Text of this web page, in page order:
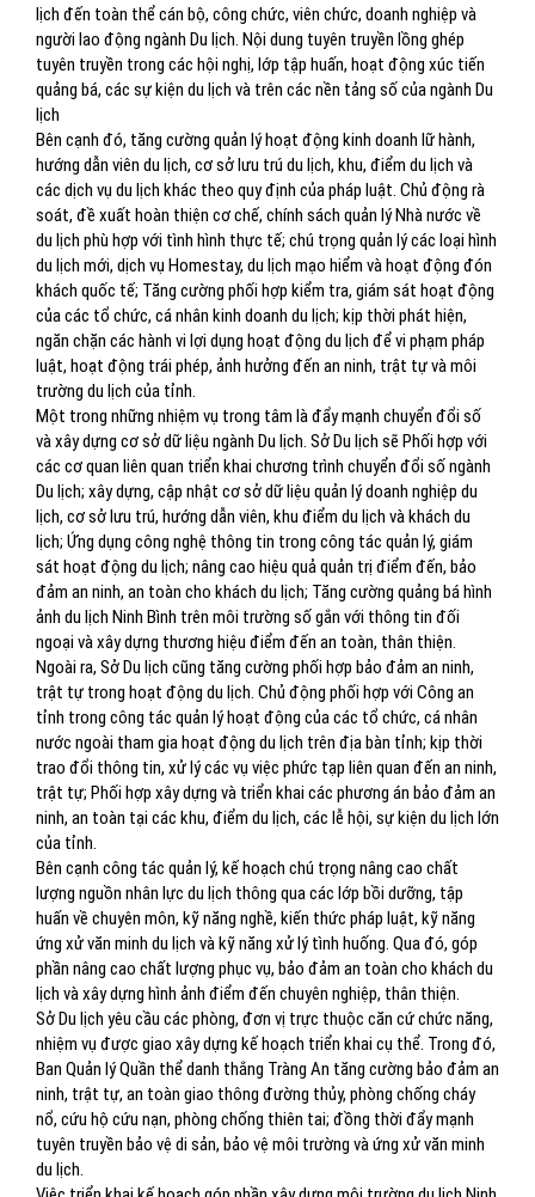
lịch đến toàn thể cán bộ, công chức, viên chức, doanh nghiệp và
người lao động ngành Du lịch. Nội dung tuyên truyền lồng ghép
tuyên truyền trong các hội nghị, lớp tập huấn, hoạt động xúc tiến
quảng bá, các sự kiện du lịch và trên các nền tảng số của ngành Du
lịch
Bên cạnh đó, tăng cường quản lý hoạt động kinh doanh lữ hành,
hướng dẫn viên du lịch, cơ sở lưu trú du lịch, khu, điểm du lịch và
các dịch vụ du lịch khác theo quy định của pháp luật. Chủ động rà
soát, đề xuất hoàn thiện cơ chế, chính sách quản lý Nhà nước về
du lịch phù hợp với tình hình thực tế; chú trọng quản lý các loại hình
du lịch mới, dịch vụ Homestay, du lịch mạo hiểm và hoạt động đón
khách quốc tế; Tăng cường phối hợp kiểm tra, giám sát hoạt động
của các tổ chức, cá nhân kinh doanh du lịch; kịp thời phát hiện,
ngăn chặn các hành vi lợi dụng hoạt động du lịch để vi phạm pháp
luật, hoạt động trái phép, ảnh hưởng đến an ninh, trật tự và môi
trường du lịch của tỉnh.
Một trong những nhiệm vụ trong tâm là đẩy mạnh chuyển đổi số
và xây dựng cơ sở dữ liệu ngành Du lịch. Sở Du lịch sẽ Phối hợp với
các cơ quan liên quan triển khai chương trình chuyển đổi số ngành
Du lịch; xây dựng, cập nhật cơ sở dữ liệu quản lý doanh nghiệp du
lịch, cơ sở lưu trú, hướng dẫn viên, khu điểm du lịch và khách du
lịch; Ứng dụng công nghệ thông tin trong công tác quản lý, giám
sát hoạt động du lịch; nâng cao hiệu quả quản trị điểm đến, bảo
đảm an ninh, an toàn cho khách du lịch; Tăng cường quảng bá hình
ảnh du lịch Ninh Bình trên môi trường số gắn với thông tin đối
ngoại và xây dựng thương hiệu điểm đến an toàn, thân thiện.
Ngoài ra, Sở Du lịch cũng tăng cường phối hợp bảo đảm an ninh,
trật tự trong hoạt động du lịch. Chủ động phối hợp với Công an
tỉnh trong công tác quản lý hoạt động của các tổ chức, cá nhân
nước ngoài tham gia hoạt động du lịch trên địa bàn tỉnh; kịp thời
trao đổi thông tin, xử lý các vụ việc phức tạp liên quan đến an ninh,
trật tự; Phối hợp xây dựng và triển khai các phương án bảo đảm an
ninh, an toàn tại các khu, điểm du lịch, các lễ hội, sự kiện du lịch lớn
của tỉnh.
Bên cạnh công tác quản lý, kế hoạch chú trọng nâng cao chất
lượng nguồn nhân lực du lịch thông qua các lớp bồi dưỡng, tập
huấn về chuyên môn, kỹ năng nghề, kiến thức pháp luật, kỹ năng
ứng xử văn minh du lịch và kỹ năng xử lý tình huống. Qua đó, góp
phần nâng cao chất lượng phục vụ, bảo đảm an toàn cho khách du
lịch và xây dựng hình ảnh điểm đến chuyên nghiệp, thân thiện.
Sở Du lịch yêu cầu các phòng, đơn vị trực thuộc căn cứ chức năng,
nhiệm vụ được giao xây dựng kế hoạch triển khai cụ thể. Trong đó,
Ban Quản lý Quần thể danh thắng Tràng An tăng cường bảo đảm an
ninh, trật tự, an toàn giao thông đường thủy, phòng chống cháy
nổ, cứu hộ cứu nạn, phòng chống thiên tai; đồng thời đẩy mạnh
tuyên truyền bảo vệ di sản, bảo vệ môi trường và ứng xử văn minh
du lịch.